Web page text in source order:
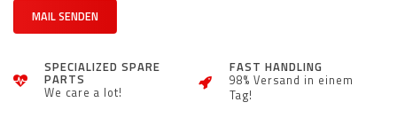
MAIL SENDEN
SPECIALIZED SPARE
PARTS
We care a lot!
FAST HANDLING
98% Versand in einem
Tag!